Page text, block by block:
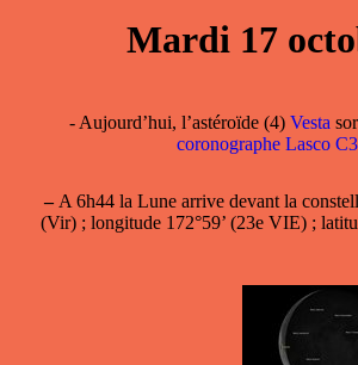
Mardi 17
- Aujourd’hui, l’astéroïde (4) Vesta
coronographe Lasco C3
–A 6h44 la Lune arrive devant la
(Vir) ; longitude 172°59’ (23e VIE) ;